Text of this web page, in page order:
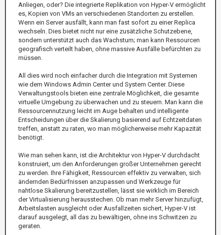
Anliegen, oder? Die integrierte Replikation von Hyper-V ermöglicht
es, Kopien von VMs an verschiedenen Standorten zu erstellen.
Wenn ein Server ausfällt, kann man fast sofort zu einer Replica
wechseln. Dies bietet nicht nur eine zusätzliche Schutzebene,
sondern unterstützt auch das Wachstum; man kann Ressourcen
geografisch verteilt haben, ohne massive Ausfälle befürchten zu
müssen.
All dies wird noch einfacher durch die Integration mit Systemen
wie dem Windows Admin Center und System Center. Diese
Verwaltungstools bieten eine zentrale Möglichkeit, die gesamte
virtuelle Umgebung zu überwachen und zu steuern. Man kann die
Ressourcennutzung leicht im Auge behalten und intelligente
Entscheidungen über die Skalierung basierend auf Echtzeitdaten
treffen, anstatt zu raten, wo man möglicherweise mehr Kapazität
benötigt.
Wie man sehen kann, ist die Architektur von Hyper-V durchdacht
konstruiert, um den Anforderungen großer Unternehmen gerecht
zu werden. Ihre Fähigkeit, Ressourcen effektiv zu verwalten, sich
ändernden Bedürfnissen anzupassen und Werkzeuge für
nahtlose Skalierung bereitzustellen, lässt sie wirklich im Bereich
der Virtualisierung herausstechen. Ob man mehr Server hinzufügt,
Arbeitslasten ausgleicht oder Ausfallzeiten sichert, Hyper-V ist
darauf ausgelegt, all das zu bewältigen, ohne ins Schwitzen zu
geraten.